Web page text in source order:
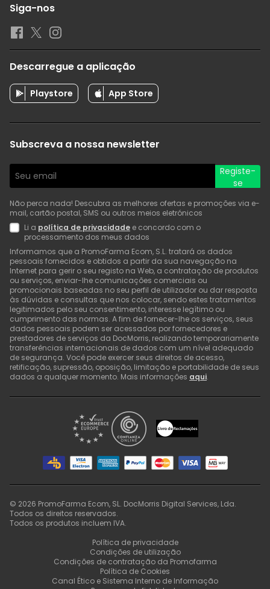
Siga-nos
Descarregue a aplicação
Playstore App Store
Subscreva a nossa newsletter
Registe-
se
Não perca nada! Descubra as melhores ofertas e promoções via e-
mail, cartão postal, SMS ou outros meios eletrónicos
Li a política de privacidade e concordo com o
processamento dos meus dados
Informamos que a PromoFarma Ecom, S.L. tratará os dados
pessoais fornecidos e obtidos a partir da sua navegação na
Internet para gerir o seu registo na Web, a contratação de produtos
ou serviços, enviar-lhe comunicações comerciais ou
promocionais baseadas no seu perfil de utilizador ou dar resposta
às dúvidas e consultas que nos colocar, sendo estes tratamentos
legitimados pelo seu consentimento, interesse legítimo ou
cumprimento das normas. A fim de fornecer-lhe os serviços, seus
dados pessoais podem ser acessados por fornecedores e
prestadores de serviços da DocMorris, realizando temporariamente
transferências internacionais de dados com um nível adequado
de segurança. Você pode exercer seus direitos de acesso,
retificação, supressão, oposição, limitação e portabilidade de seus
dados a qualquer momento. Mais informações aqui.
© 2026 PromoFarma Ecom, SL. DocMorris Digital Services, Lda.
Todos os direitos reservados.
Todos os produtos incluem IVA.
Política de privacidade
Condições de utilização
Condições de contratação da Promofarma
Política de Cookies
Canal Ético e Sistema Interno de Informação